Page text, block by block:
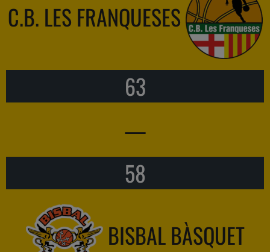
C.B. LES FRANQUESES
63
—
58
BISBAL BÀSQUET